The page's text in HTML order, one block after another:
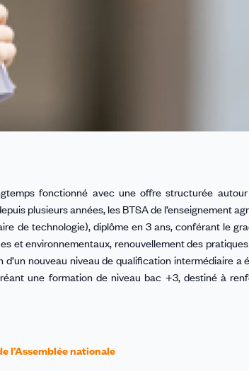
fonctionné avec une offre structurée
plusieurs années, les BTSA de l’enseignement
de technologie), diplôme en 3 ans, conférant le
et environnementaux, renouvellement des
nouveau niveau de qualification intermédiaire a
une formation de niveau bac +3, destiné à
l’Assemblée nationale